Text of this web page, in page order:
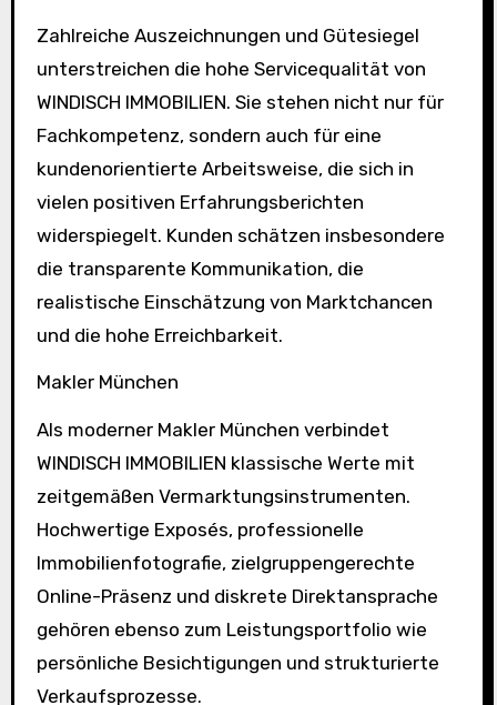
Zahlreiche Auszeichnungen und Gütesiegel
unterstreichen die hohe Servicequalität von
WINDISCH IMMOBILIEN. Sie stehen nicht nur für
Fachkompetenz, sondern auch für eine
kundenorientierte Arbeitsweise, die sich in
vielen positiven Erfahrungsberichten
widerspiegelt. Kunden schätzen insbesondere
die transparente Kommunikation, die
realistische Einschätzung von Marktchancen
und die hohe Erreichbarkeit.
Makler München
Als moderner Makler München verbindet
WINDISCH IMMOBILIEN klassische Werte mit
zeitgemäßen Vermarktungsinstrumenten.
Hochwertige Exposés, professionelle
Immobilienfotografie, zielgruppengerechte
Online-Präsenz und diskrete Direktansprache
gehören ebenso zum Leistungsportfolio wie
persönliche Besichtigungen und strukturierte
Verkaufsprozesse.